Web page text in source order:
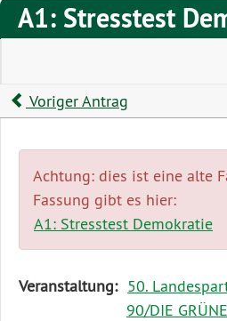
A1: Stresstest
Voriger Antrag
Achtung: dies ist eine alte
Fassung gibt es hier:
A1: Stresstest Demokratie
Diese
Veranstaltung: 50.
90/DIE